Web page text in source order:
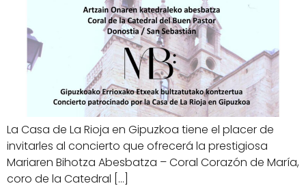
La Casa de La Rioja en Gipuzkoa tiene el placer de
invitarles al concierto que ofrecerá la prestigiosa
Mariaren Bihotza Abesbatza – Coral Corazón de María,
coro de la Catedral […]